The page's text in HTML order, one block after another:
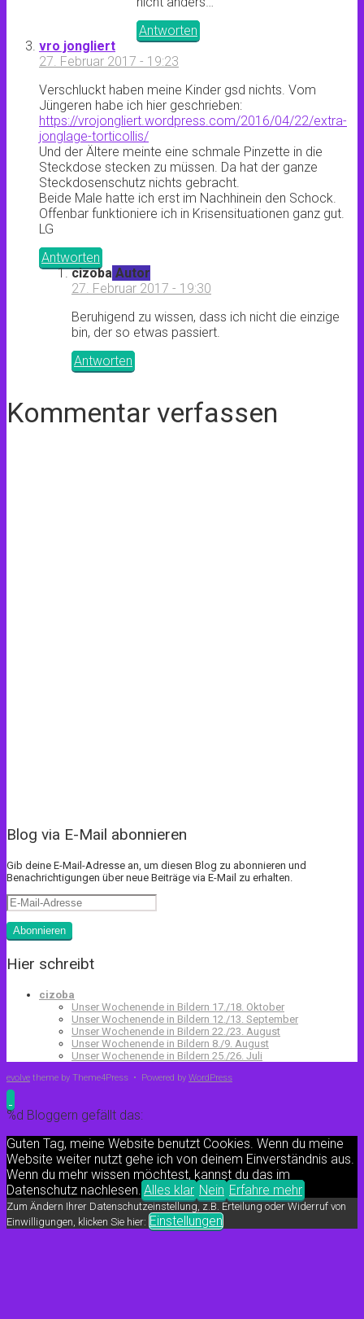
Antworten
vro jongliert
27. Februar 2017 - 19:23
Verschluckt haben meine Kinder gsd nichts. Vom
Jüngeren habe ich hier geschrieben:
https://vrojongliert.wordpress.com/2016/04/22/extra-
jonglage-torticollis/
Und der Ältere meinte eine schmale Pinzette in die
Steckdose stecken zu müssen. Da hat der ganze
Steckdosenschutz nichts gebracht.
Beide Male hatte ich erst im Nachhinein den Schock.
Offenbar funktioniere ich in Krisensituationen ganz gut.
LG
Antworten
cizoba Autor
27. Februar 2017 - 19:30
Beruhigend zu wissen, dass ich nicht die einzige
bin, der so etwas passiert.
Antworten
Kommentar verfassen
Blog via E-Mail abonnieren
Gib deine E-Mail-Adresse an, um diesen Blog zu abonnieren und
Benachrichtigungen über neue Beiträge via E-Mail zu erhalten.
E-
Mail-
Adresse
Abonnieren
Hier schreibt
cizoba
Unser Wochenende in Bildern 17./18. Oktober
Unser Wochenende in Bildern 12./13. September
Unser Wochenende in Bildern 22./23. August
Unser Wochenende in Bildern 8./9. August
Unser Wochenende in Bildern 25./26. Juli
evolve theme by Theme4Press • Powered by WordPress
%d Bloggern gefällt das:
Guten Tag, meine Website benutzt Cookies. Wenn du meine
Website weiter nutzt gehe ich von deinem Einverständnis aus.
Wenn du mehr wissen möchtest, kannst du das im
Datenschutz nachlesen. Alles klar Nein Erfahre mehr
Zum Ändern Ihrer Datenschutzeinstellung, z.B. Erteilung oder Widerruf von
Einwilligungen, klicken Sie hier: Einstellungen